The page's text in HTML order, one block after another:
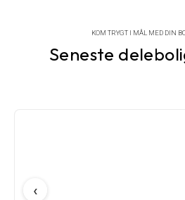
KOM TRYGT I MÅL MED DIN
Seneste
‹